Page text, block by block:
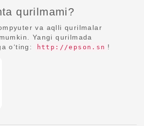
qurilmami?
va aqlli qurilmalar
Yangi qurilmada
o‘ting:
http://epson.sn !